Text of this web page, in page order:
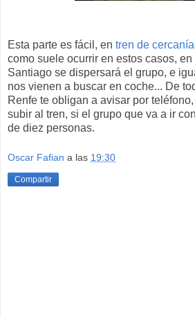
Esta parte es fácil, en tren de
como suele ocurrir en estos casos,
Santiago se dispersará el grupo, e
nos vienen a buscar en coche... De
Renfe te obligan a avisar por
subir al tren, si el grupo que va a ir
de diez personas.
Oscar Fafian a las 19:30
Compartir